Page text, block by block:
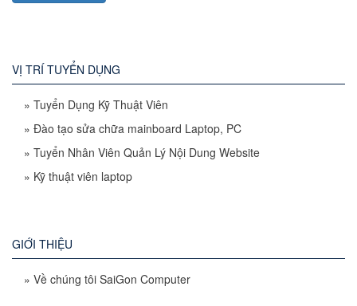
VỊ TRÍ TUYỂN DỤNG
» Tuyển Dụng Kỹ Thuật Viên
» Đào tạo sửa chữa mainboard Laptop, PC
» Tuyển Nhân Viên Quản Lý Nội Dung Website
» Kỹ thuật viên laptop
GIỚI THIỆU
» Về chúng tôi SaiGon Computer